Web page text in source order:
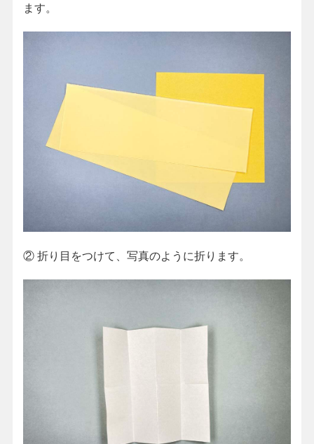
ます。
② 折り目をつけて、写真のように折ります。